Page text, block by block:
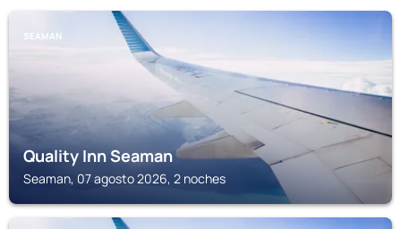
SEAMAN
Quality Inn Seaman
Seaman, 07 agosto 2026, 2 noches